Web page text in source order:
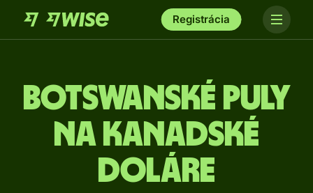
Registrácia
Botswanské puly
na kanadské
doláre